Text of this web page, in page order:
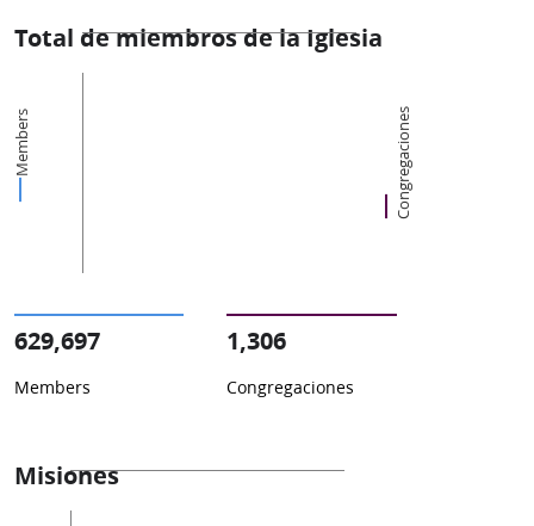
Total de miembros de la Iglesia
Members Congregaciones
629,697
Members
1,306
Congregaciones
Misiones